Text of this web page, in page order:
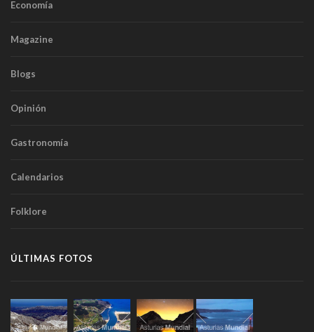
Economía
Magazine
Blogs
Opinión
Gastronomía
Calendarios
Folklore
ÚLTIMAS FOTOS